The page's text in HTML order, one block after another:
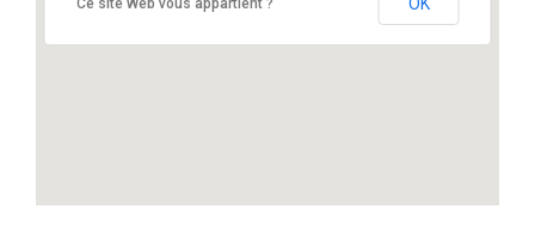
Ce site Web vous appartient ?